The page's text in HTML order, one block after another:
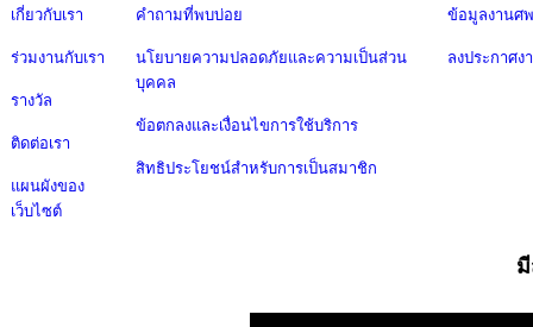
เกี่ยวกับเรา
ร่วมงานกับเรา
รางวัล
ติดต่อเรา
แผนผังของ
เว็บไซต์
คำถามที่พบบ่อย
นโยบายความปลอดภัยและความเป็นส่วน
บุคคล
ข้อตกลงและเงื่อนไขการใช้บริการ
สิทธิประโยชน์สำหรับการเป็นสมาชิก
ข้อมูลงานศพ
ลงประกาศง